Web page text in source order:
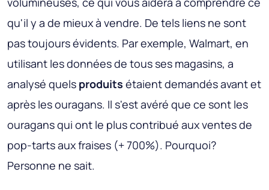
qu'il y a de mieux à vendre. De tels liens ne sont
pas toujours évidents. Par exemple, Walmart, en
utilisant les données de tous ses magasins, a
analysé quels produits étaient demandés avant et
après les ouragans. Il s'est avéré que ce sont les
ouragans qui ont le plus contribué aux ventes de
pop-tarts aux fraises (+ 700%). Pourquoi?
Personne ne sait.